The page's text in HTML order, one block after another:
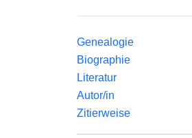
Genealogie
Biographie
Literatur
Autor/in
Zitierweise